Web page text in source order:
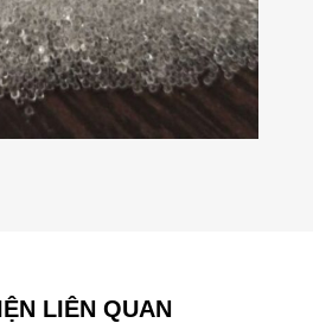
LIÊN QUAN